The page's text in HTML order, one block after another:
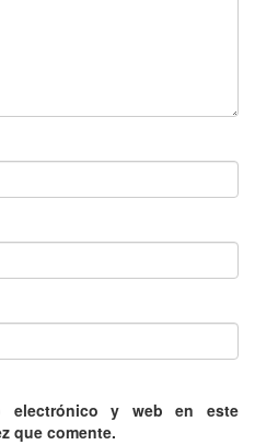
electrónico y web en este
que comente.